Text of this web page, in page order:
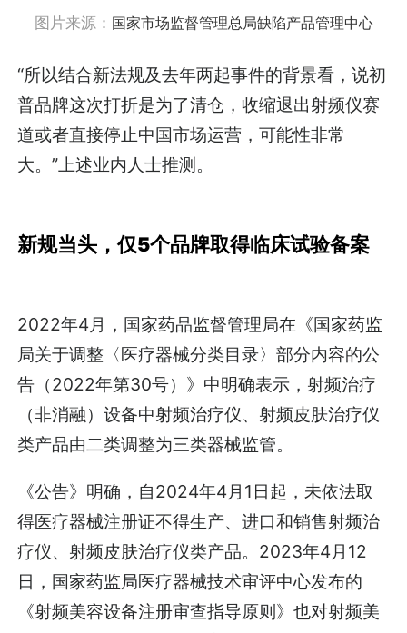
图片来源： 国家市场监督管理总局缺陷产品管理中心
“所以结合新法规及去年两起事件的背景看，说初
普品牌这次打折是为了清仓，收缩退出射频仪赛
道或者直接停止中国市场运营，可能性非常
大。”上述业内人士推测。
新规当头，仅5个品牌取得临床试验备案
2022年4月，国家药品监督管理局在《国家药监
局关于调整〈医疗器械分类目录〉部分内容的公
告（2022年第30号）》中明确表示，射频治疗
（非消融）设备中射频治疗仪、射频皮肤治疗仪
类产品由二类调整为三类器械监管。
《公告》明确，自2024年4月1日起，未依法取
得医疗器械注册证不得生产、进口和销售射频治
疗仪、射频皮肤治疗仪类产品。2023年4月12
日，国家药监局医疗器械技术审评中心发布的
《射频美容设备注册审查指导原则》也对射频美